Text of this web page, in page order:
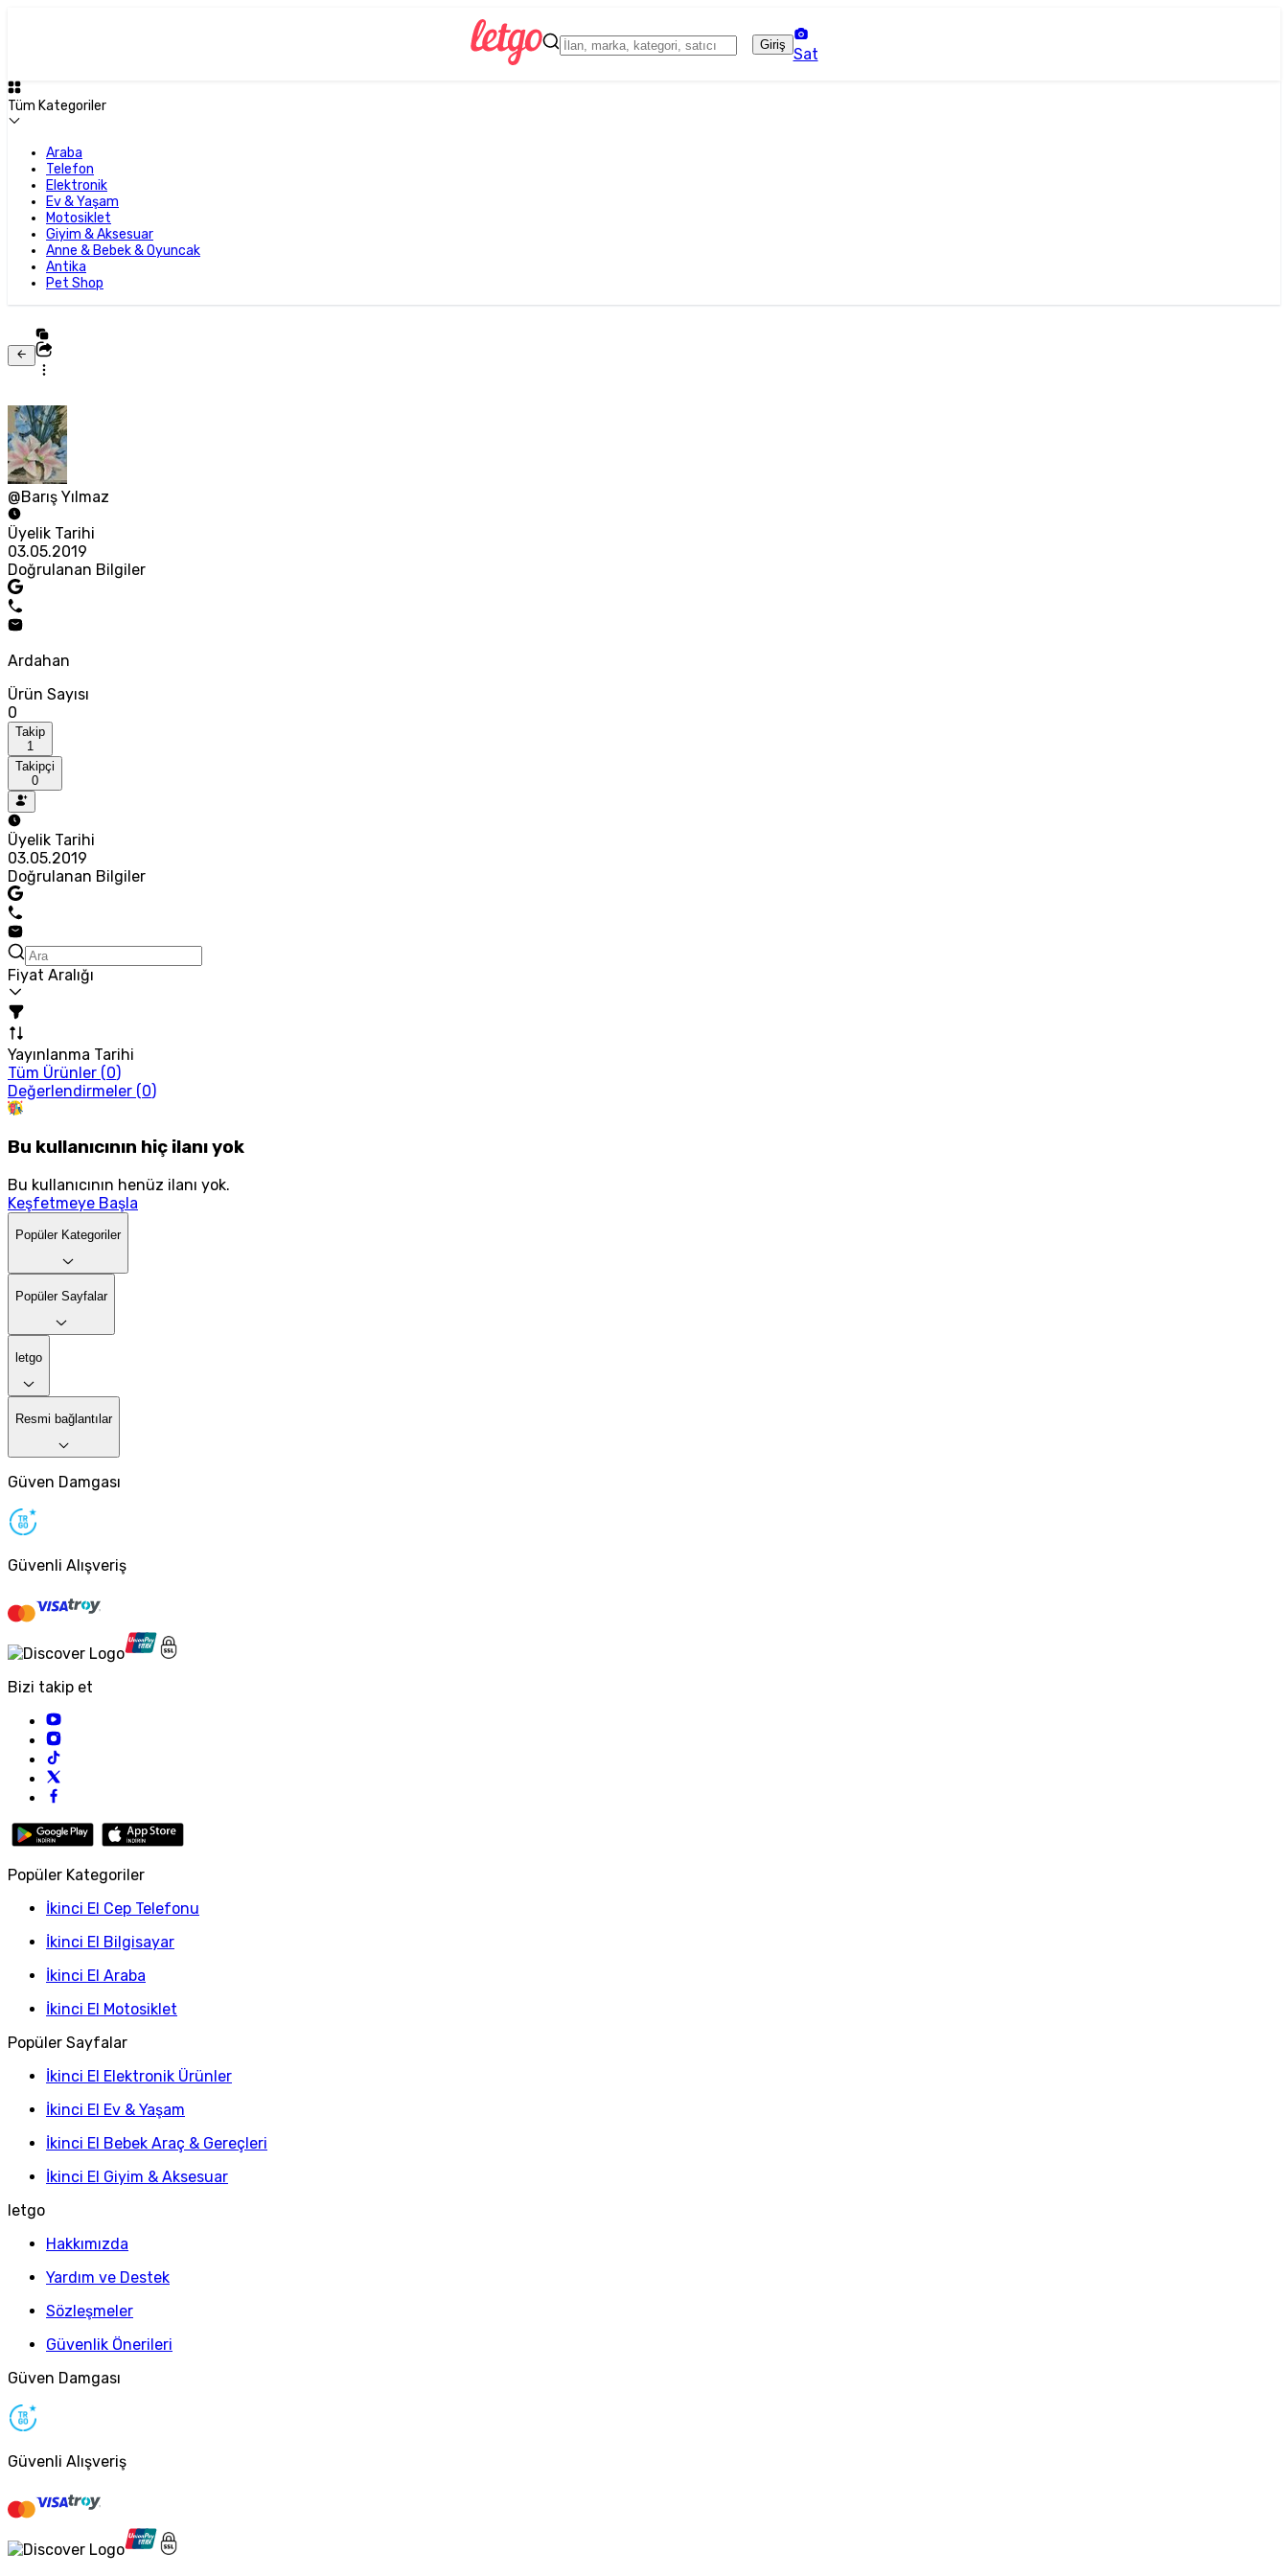
Giriş
Sat
Tüm Kategoriler
Araba
Telefon
Elektronik
Ev & Yaşam
Motosiklet
Giyim & Aksesuar
Anne & Bebek & Oyuncak
Antika
Pet Shop
@Barış Yılmaz
Üyelik Tarihi
03.05.2019
Doğrulanan Bilgiler
Ardahan
Ürün Sayısı
0
Takip
1
Takipçi
0
Üyelik Tarihi
03.05.2019
Doğrulanan Bilgiler
Fiyat Aralığı
Yayınlanma Tarihi
Tüm Ürünler (0)
Değerlendirmeler (0)
Bu kullanıcının hiç ilanı yok
Bu kullanıcının henüz ilanı yok.
Keşfetmeye Başla
Popüler Kategoriler
Popüler Sayfalar
letgo
Resmi bağlantılar
Güven Damgası
Güvenli Alışveriş
Bizi takip et
Popüler Kategoriler
İkinci El Cep Telefonu
İkinci El Bilgisayar
İkinci El Araba
İkinci El Motosiklet
Popüler Sayfalar
İkinci El Elektronik Ürünler
İkinci El Ev & Yaşam
İkinci El Bebek Araç & Gereçleri
İkinci El Giyim & Aksesuar
letgo
Hakkımızda
Yardım ve Destek
Sözleşmeler
Güvenlik Önerileri
Güven Damgası
Güvenli Alışveriş